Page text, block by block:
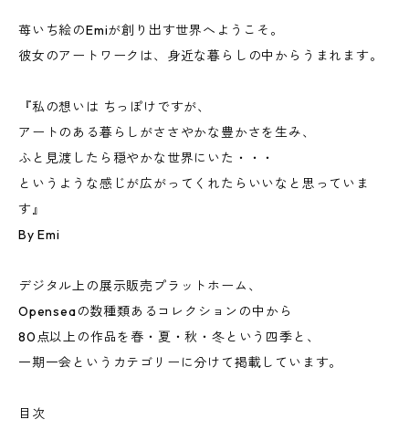
苺いち絵のEmiが創り出す世界へようこそ。
彼女のアートワークは、身近な暮らしの中からうまれます。
『私の想いは ちっぽけですが、
アートのある暮らしがささやかな豊かさを生み、
ふと見渡したら穏やかな世界にいた・・・
というような感じが広がってくれたらいいなと思っていま
す』
By Emi
デジタル上の展示販売プラットホーム、
Openseaの数種類あるコレクションの中から
80点以上の作品を春・夏・秋・冬という四季と、
一期一会というカテゴリーに分けて掲載しています。
目次